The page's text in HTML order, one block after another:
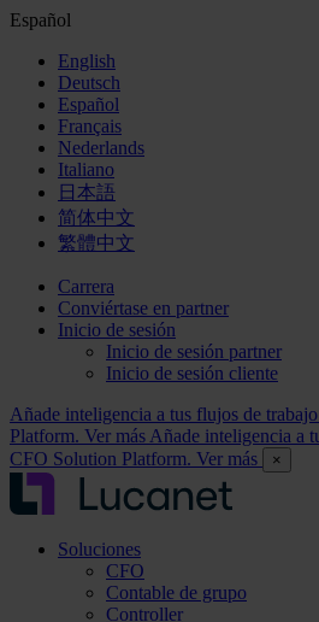
Español
English
Deutsch
Español
Français
Nederlands
Italiano
日本語
简体中文
繁體中文
Carrera
Conviértase en partner
Inicio de sesión
Inicio de sesión partner
Inicio de sesión cliente
Añade inteligencia a tus flujos de
Platform. Ver más Añade inteligencia a
CFO Solution Platform. Ver más
×
Soluciones
CFO
Contable de grupo
Controller